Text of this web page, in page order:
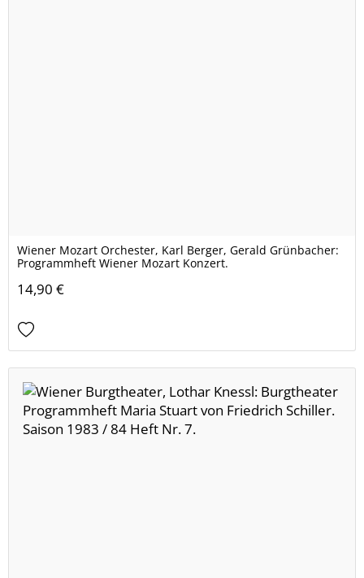
Wiener Mozart Orchester, Karl Berger, Gerald Grünbacher:
Programmheft Wiener Mozart Konzert.
14,90 €